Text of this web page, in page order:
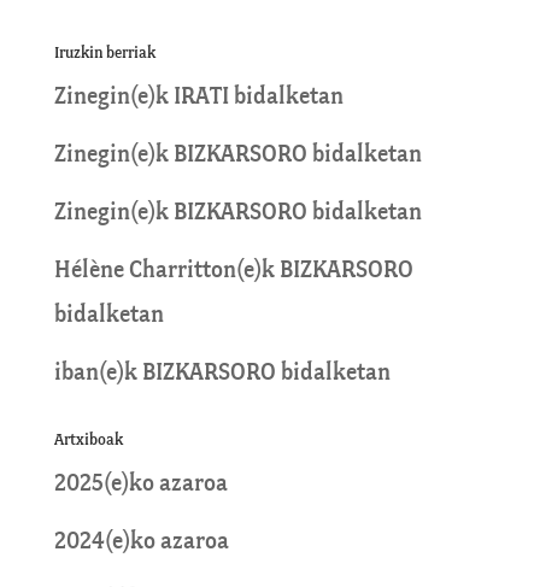
Iruzkin berriak
Zinegin(e)k IRATI bidalketan
Zinegin(e)k BIZKARSORO bidalketan
Zinegin(e)k BIZKARSORO bidalketan
Hélène Charritton(e)k BIZKARSORO
bidalketan
iban(e)k BIZKARSORO bidalketan
Artxiboak
2025(e)ko azaroa
2024(e)ko azaroa